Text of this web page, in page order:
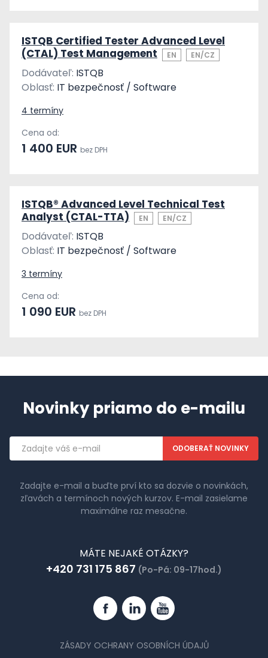
ISTQB Certified Tester Advanced Level
(CTAL) Test Management
EN EN/CZ
Dodávateľ: ISTQB
Oblasť: IT bezpečnosť / Software
4 termíny
Cena od:
1 400 EUR bez DPH
ISTQB® Advanced Level Technical Test
Analyst (CTAL-TTA)
EN EN/CZ
Dodávateľ: ISTQB
Oblasť: IT bezpečnosť / Software
3 termíny
Cena od:
1 090 EUR bez DPH
Novinky priamo do e-mailu
Emailová
adresa
Zadajte e-mail a buďte prví kto sa dozvie o novinkách,
zľavách a termínoch nových kurzov. E-mail zasielame
maximálne raz mesačne.
MÁTE NEJAKÉ OTÁZKY?
+420 731 175 867 (Po-Pá: 09-17hod.)
FacebookLinkedinYouTube
ZÁSADY OCHRANY OSOBNÍCH ÚDAJŮ